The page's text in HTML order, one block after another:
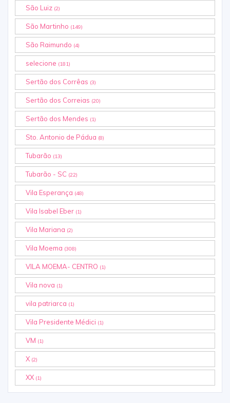
São Luiz (2)
São Martinho (149)
São Raimundo (4)
selecione (181)
Sertão dos Corrêas (3)
Sertão dos Correias (20)
Sertão dos Mendes (1)
Sto. Antonio de Pádua (8)
Tubarão (13)
Tubarão - SC (22)
Vila Esperança (48)
Vila Isabel Eber (1)
Vila Mariana (2)
Vila Moema (308)
VILA MOEMA- CENTRO (1)
Vila nova (1)
vila patriarca (1)
Vila Presidente Médici (1)
VM (1)
X (2)
XX (1)